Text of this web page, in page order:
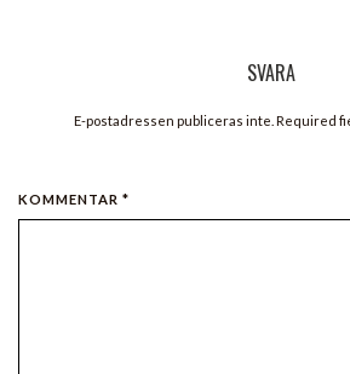
SVARA
E-postadressen publiceras inte. Required
KOMMENTAR *